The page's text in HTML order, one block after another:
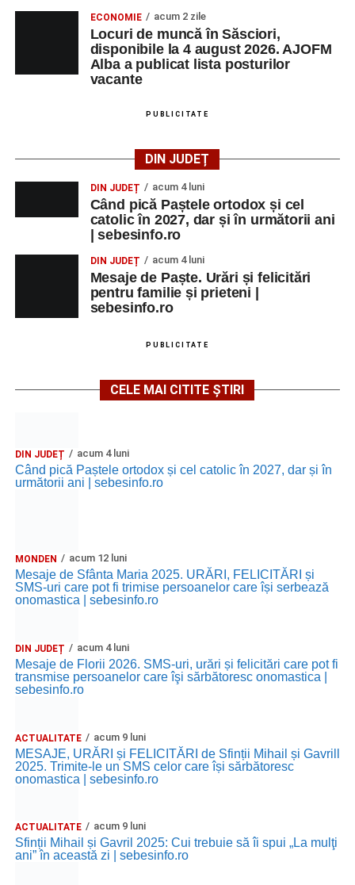
ECONOMIE acum 2 zile
Locuri de muncă în Săsciori,
disponibile la 4 august 2026. AJOFM
Alba a publicat lista posturilor
vacante
PUBLICITATE
DIN JUDEȚ
DIN JUDEȚ acum 4 luni
Când pică Paștele ortodox și cel
catolic în 2027, dar și în următorii ani
| sebesinfo.ro
DIN JUDEȚ acum 4 luni
Mesaje de Paște. Urări și felicitări
pentru familie și prieteni |
sebesinfo.ro
PUBLICITATE
CELE MAI CITITE ȘTIRI
DIN JUDEȚ acum 4 luni
Când pică Paștele ortodox și cel catolic în 2027, dar și în
următorii ani | sebesinfo.ro
MONDEN acum 12 luni
Mesaje de Sfânta Maria 2025. URĂRI, FELICITĂRI și
SMS-uri care pot fi trimise persoanelor care își serbează
onomastica | sebesinfo.ro
DIN JUDEȚ acum 4 luni
Mesaje de Florii 2026. SMS-uri, urări și felicitări care pot fi
transmise persoanelor care îşi sărbătoresc onomastica |
sebesinfo.ro
ACTUALITATE acum 9 luni
MESAJE, URĂRI și FELICITĂRI de Sfinții Mihail și Gavrill
2025. Trimite-le un SMS celor care își sărbătoresc
onomastica | sebesinfo.ro
ACTUALITATE acum 9 luni
Sfinții Mihail și Gavril 2025: Cui trebuie să îi spui „La mulţi
ani” în această zi | sebesinfo.ro